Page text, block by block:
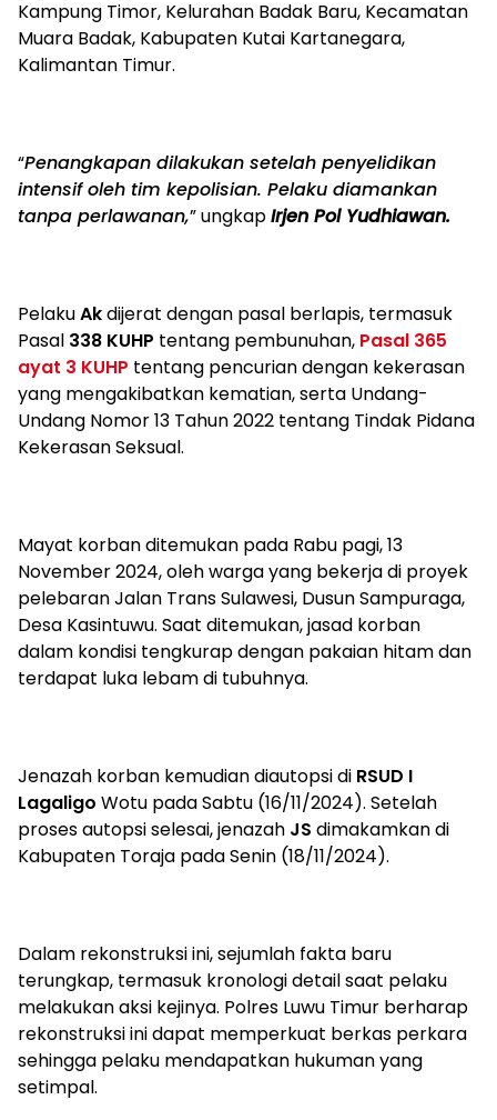
Kampung Timor, Kelurahan Badak Baru, Kecamatan
Muara Badak, Kabupaten Kutai Kartanegara,
Kalimantan Timur.
“Penangkapan dilakukan setelah penyelidikan
intensif oleh tim kepolisian. Pelaku diamankan
tanpa perlawanan,” ungkapIrjen Pol Yudhiawan.
PelakuAkdijerat dengan pasal berlapis, termasuk
Pasal 338 KUHP tentang pembunuhan, Pasal 365
ayat 3 KUHP tentang pencurian dengan kekerasan
yang mengakibatkan kematian, serta Undang-
Undang Nomor 13 Tahun 2022 tentang Tindak Pidana
Kekerasan Seksual.
Mayat korban ditemukan pada Rabu pagi, 13
November 2024, oleh warga yang bekerja di proyek
pelebaran Jalan Trans Sulawesi, Dusun Sampuraga,
Desa Kasintuwu. Saat ditemukan, jasad korban
dalam kondisi tengkurap dengan pakaian hitam dan
terdapat luka lebam di tubuhnya.
Jenazah korban kemudian diautopsi di RSUD I
Lagaligo Wotu pada Sabtu (16/11/2024). Setelah
proses autopsi selesai, jenazah JS dimakamkan di
Kabupaten Toraja pada Senin (18/11/2024).
Dalam rekonstruksi ini, sejumlah fakta baru
terungkap, termasuk kronologi detail saat pelaku
melakukan aksi kejinya. Polres Luwu Timur berharap
rekonstruksi ini dapat memperkuat berkas perkara
sehingga pelaku mendapatkan hukuman yang
setimpal.